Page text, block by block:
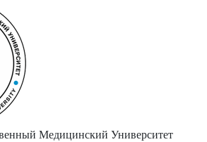
Медицинский Университет